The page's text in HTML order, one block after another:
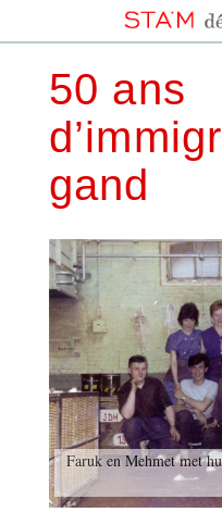
50 ans
gand
Faruk en Mehmet met